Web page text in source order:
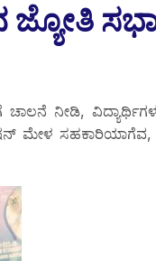
ಜ್ಯೋತಿ
ನೀಡಿ,
ಮೇಳ